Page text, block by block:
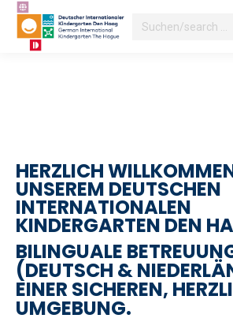
Search:
HERZLICH
UNSEREM DEUTSCHEN
INTERNATIONALEN
KINDERGARTEN DEN
BILINGUALE
(DEUTSCH &
EINER SICHEREN,
UMGEBUNG.